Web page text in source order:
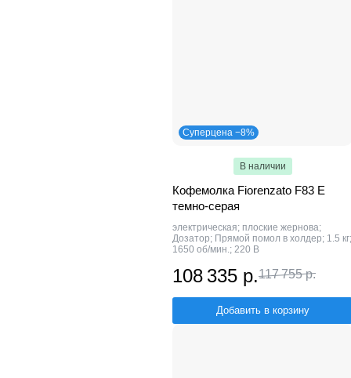
Суперцена −8%
В наличии
Кофемолка Fiorenzato F83 E
темно-серая
электрическая; плоские жернова;
Дозатор; Прямой помол в холдер; 1.5 кг;
1650 об/мин.; 220 В
108 335 р.117 755 р.
Добавить в корзину